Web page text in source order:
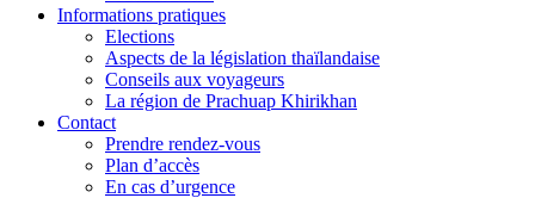
Informations pratiques
Elections
Aspects de la législation thaïlandaise
Conseils aux voyageurs
La région de Prachuap Khirikhan
Contact
Prendre rendez-vous
Plan d’accès
En cas d’urgence